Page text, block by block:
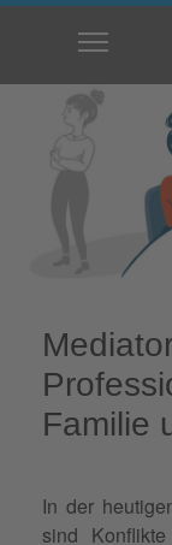
Familie
In der
sind